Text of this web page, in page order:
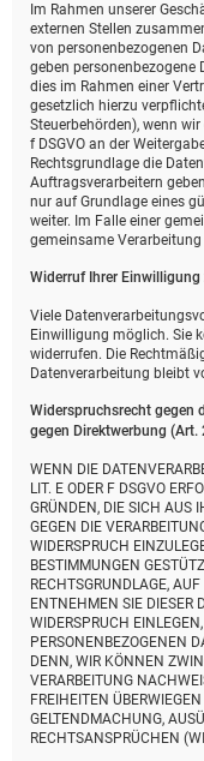
Im Rahmen unserer
externen Stellen
von personenbezogenen
geben personenbezogene
dies im Rahmen einer
gesetzlich hierzu
Steuerbehörden), wenn
f DSGVO an der
Rechtsgrundlage die
Auftragsverarbeitern
nur auf Grundlage eines
weiter. Im Falle einer
gemeinsame Verarbeitung
Widerruf Ihrer
Viele
Einwilligung möglich. Sie
widerrufen. Die
Datenverarbeitung bleibt
Widerspruchsrecht gegen
gegen Direktwerbung (Art.
WENN DIE
LIT. E ODER F DSGVO
GRÜNDEN, DIE SICH AUS
GEGEN DIE
WIDERSPRUCH
BESTIMMUNGEN
RECHTSGRUNDLAGE,
ENTNEHMEN SIE DIESER
WIDERSPRUCH
PERSONENBEZOGENEN
DENN, WIR KÖNNEN
VERARBEITUNG
FREIHEITEN
GELTENDMACHUNG,
RECHTSANSPRÜCHEN